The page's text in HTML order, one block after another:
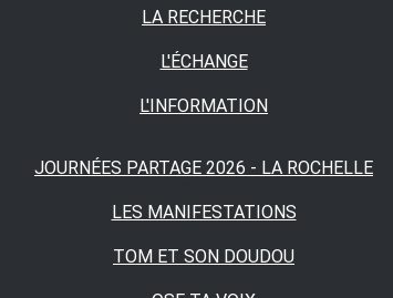
LA RECHERCHE
L'ÉCHANGE
L'INFORMATION
JOURNÉES PARTAGE 2026 - LA ROCHELLE
LES MANIFESTATIONS
TOM ET SON DOUDOU